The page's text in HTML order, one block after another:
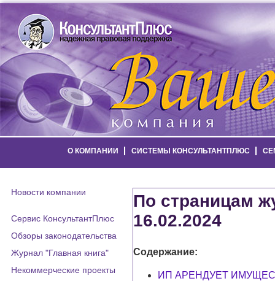
О КОМПАНИИ СИСТЕМЫ КОНСУЛЬТАНТПЛЮС
Новости компании
Сервис КонсультантПлюс
Обзоры законодательства
Журнал "Главная книга"
Некоммерческие проекты
По страницам
16.02.2024
Содержание:
ИП АРЕНДУЕТ